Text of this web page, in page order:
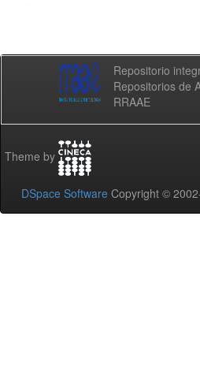
Repositorio
Repositorios de
RRAAE
Theme by
DSpace Software Copyright ©